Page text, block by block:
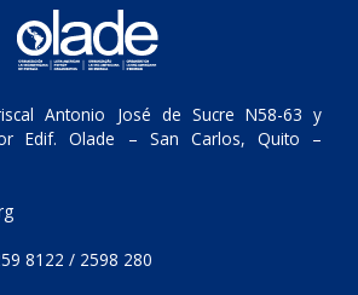
Antonio José de Sucre N58-63 y
Edif. Olade – San Carlos, Quito –
8122 / 2598 280